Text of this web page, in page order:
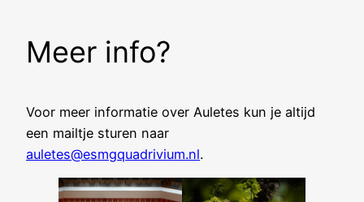
Meer info?
Voor meer informatie over Auletes kun je altijd
een mailtje sturen naar
auletes@esmgquadrivium.nl.